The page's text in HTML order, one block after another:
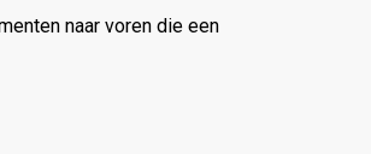
naar voren die een